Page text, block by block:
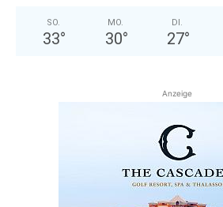
SO.
33°
MO.
30°
DI.
27°
Anzeige